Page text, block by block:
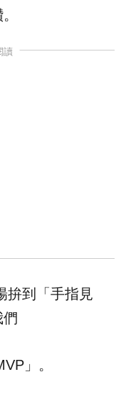
讀
拚到「手指見
」。